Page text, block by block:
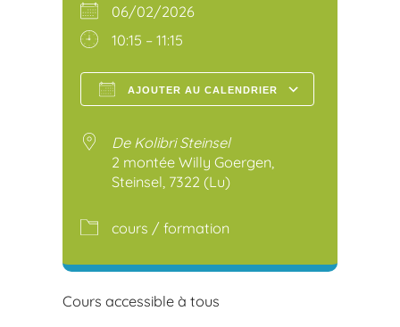
06/02/2026
10:15 – 11:15
AJOUTER AU CALENDRIER
De Kolibri Steinsel
2 montée Willy Goergen,
Steinsel, 7322 (Lu)
cours / formation
Cours accessible à tous